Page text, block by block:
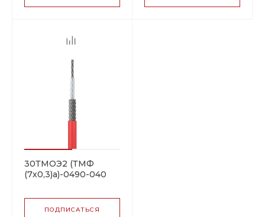
30ТМОЭ2 (ТМФ
(7х0,3)а)-0490-040
нагревательная
секцияПОДПИСАТЬСЯ